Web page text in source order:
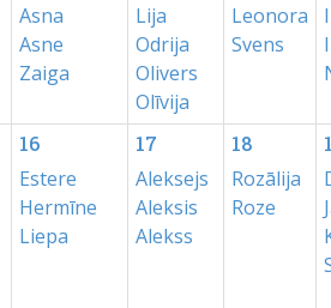
Asna
Asne
Zaiga
Lija
Odrija
Olivers
Olīvija
Leonora
Svens
16
Estere
Hermīne
Liepa
17
Aleksejs
Aleksis
Alekss
18
Rozālija
Roze